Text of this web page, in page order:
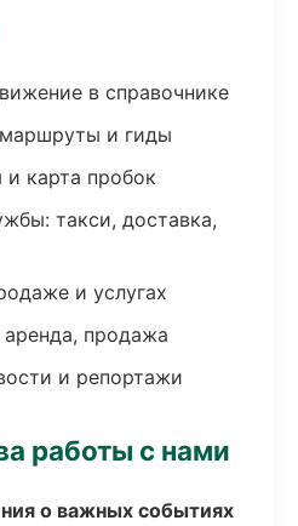
в справочнике
и гиды
карта пробок
такси, доставка,
и услугах
продажа
и репортажи
работы с нами
о важных событиях